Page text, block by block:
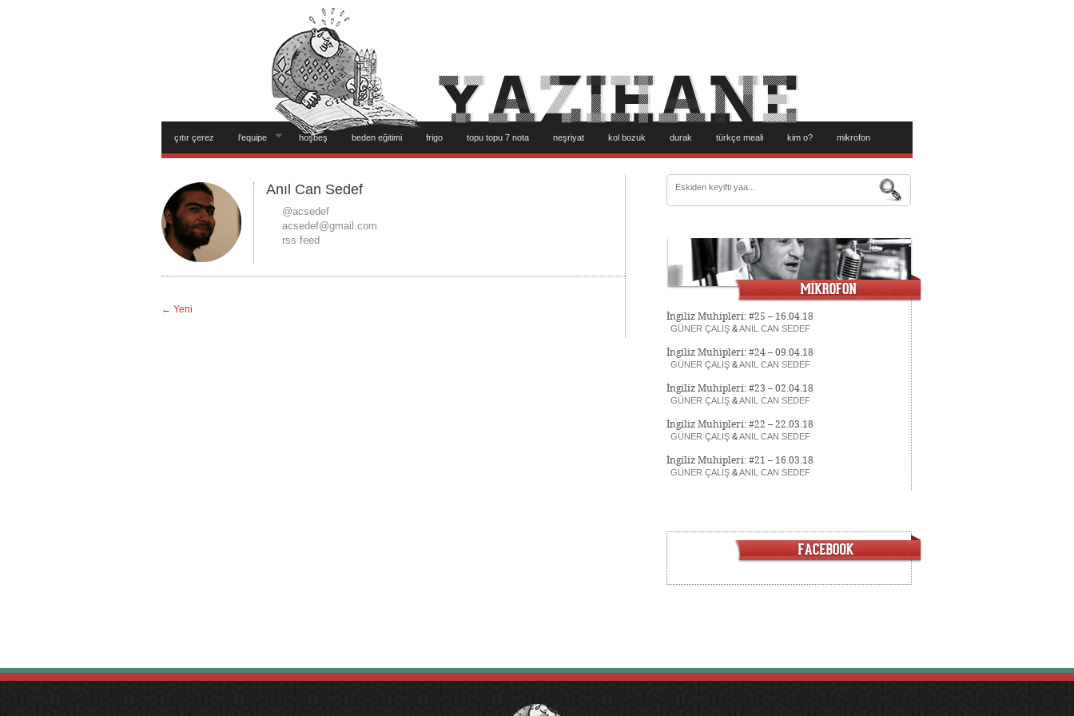
çıtır çerez l’equipe hoşbeş beden eğitimi frigo topu topu 7 nota neşriyat kol bozuk durak türkçe meali kim o? mikrofon
Anıl Can Sedef
@acsedef
acsedef@gmail.com
rss feed
← Yeni
İngiliz Muhipleri: #25 – 16.04.18
GÜNER ÇALIŞ &ANIL CAN SEDEF
İngiliz Muhipleri: #24 – 09.04.18
GÜNER ÇALIŞ &ANIL CAN SEDEF
İngiliz Muhipleri: #23 – 02.04.18
GÜNER ÇALIŞ &ANIL CAN SEDEF
İngiliz Muhipleri: #22 – 22.03.18
GÜNER ÇALIŞ &ANIL CAN SEDEF
İngiliz Muhipleri: #21 – 16.03.18
GÜNER ÇALIŞ &ANIL CAN SEDEF